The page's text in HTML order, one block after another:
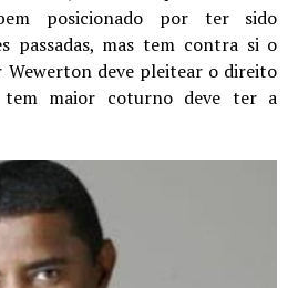
posicionado por ter sido
passadas, mas tem contra si o
Wewerton deve pleitear o direito
tem maior coturno deve ter a